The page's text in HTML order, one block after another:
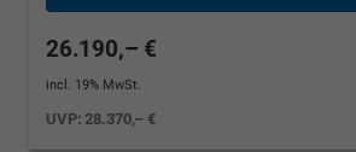
26.190,– €
incl. 19% MwSt.
UVP:28.370,– €